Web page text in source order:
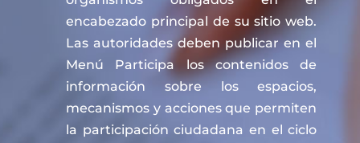
encabezado principal de su sitio web.
Las autoridades deben publicar en el
Menú Participa los contenidos de
información sobre los espacios,
mecanismos y acciones que permiten
la participación ciudadana en el ciclo